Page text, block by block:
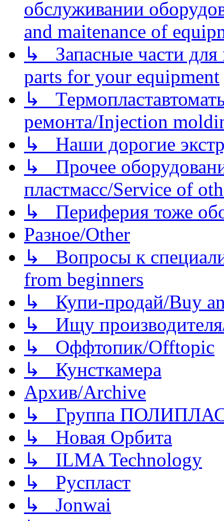
обслуживании
and maitenance of
↳ Запасные части для
parts for your equipment
↳
ремонта/Injection
↳ Наши дорогие
↳ Прочее
пластмасс/Service of
↳ Периферия тоже
Разное/Other
↳ Вопросы к
from beginners
↳ Купи-продай/Buy
↳ Ищу
↳ Оффтопик/Offtopic
↳ Кунсткамера
Архив/Archive
↳ Группа
↳ Новая Орбита
↳ ILMA Technology
↳ Руспласт
↳ Jonwai